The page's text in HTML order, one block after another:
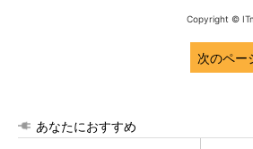
Copyright ©
次のペー
あなたにおすすめ